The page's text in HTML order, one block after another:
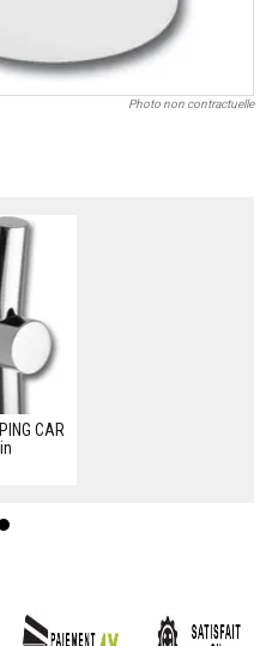
Photo non contractuelle
CAR